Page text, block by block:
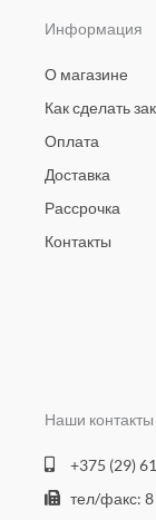
Информация
О магазине
Как сделать
Оплата
Доставка
Рассрочка
Контакты
Наши контакты
+375 (29)
тел/факс: